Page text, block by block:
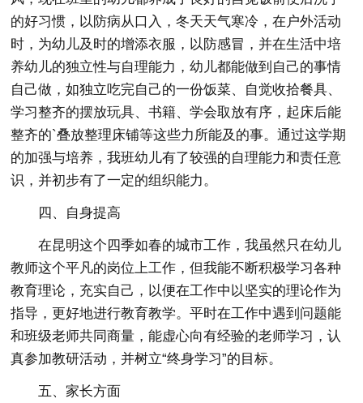
的好习惯，以防病从口入，冬天天气寒冷，在户外活动
时，为幼儿及时的增添衣服，以防感冒，并在生活中培
养幼儿的独立性与自理能力，幼儿都能做到自己的事情
自己做，如独立吃完自己的一份饭菜、自觉收拾餐具、
学习整齐的摆放玩具、书籍、学会取放有序，起床后能
整齐的`叠放整理床铺等这些力所能及的事。通过这学期
的加强与培养，我班幼儿有了较强的自理能力和责任意
识，并初步有了一定的组织能力。
四、自身提高
在昆明这个四季如春的城市工作，我虽然只在幼儿
教师这个平凡的岗位上工作，但我能不断积极学习各种
教育理论，充实自己，以便在工作中以坚实的理论作为
指导，更好地进行教育教学。平时在工作中遇到问题能
和班级老师共同商量，能虚心向有经验的老师学习，认
真参加教研活动，并树立“终身学习”的目标。
五、家长方面